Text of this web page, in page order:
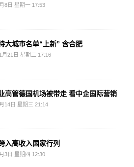
8日 星期一 17:53
大城市名单“上新” 含合肥
月21日 星期二 17:16
高管德国机场被带走 看中企国际营销
14日 星期三 21:14
入高收入国家行列
3日 星期四 12:30